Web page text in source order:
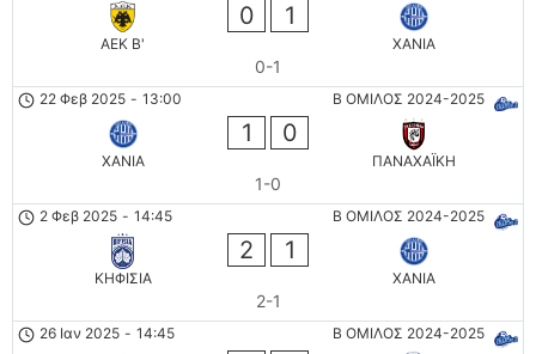
AEK B'
0 1
ΧΑΝΙΑ
0-1
Β ΟΜΙΛΟΣ 2024-2025
22 Φεβ 2025 - 13:00
ΧΑΝΙΑ
1 0
ΠΑΝΑΧΑΪΚΗ
1-0
Β ΟΜΙΛΟΣ 2024-2025
2 Φεβ 2025 - 14:45
ΚΗΦΙΣΙΑ
2 1
ΧΑΝΙΑ
2-1
Β ΟΜΙΛΟΣ 2024-2025
26 Ιαν 2025 - 14:45